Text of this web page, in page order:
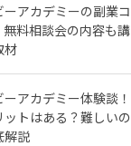
ーアカデミーの副業コ
無料相談会の内容も講
材
ーアカデミー体験談！
ットはある？難しいの
解説